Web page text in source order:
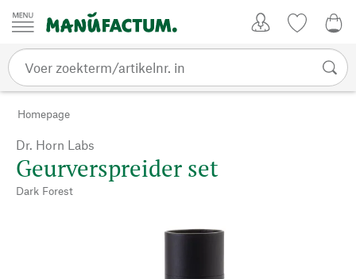
Passer au contenu
Homepage
Dr. Horn Labs
Geurverspreider set
Dark Forest